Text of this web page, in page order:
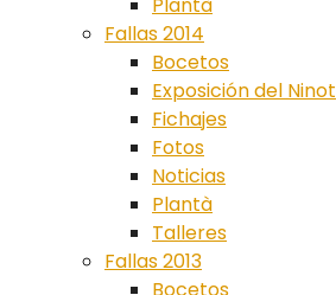
Fallas 2014
Bocetos
Exposición del Ninot
Fichajes
Fotos
Noticias
Plantà
Talleres
Fallas 2013